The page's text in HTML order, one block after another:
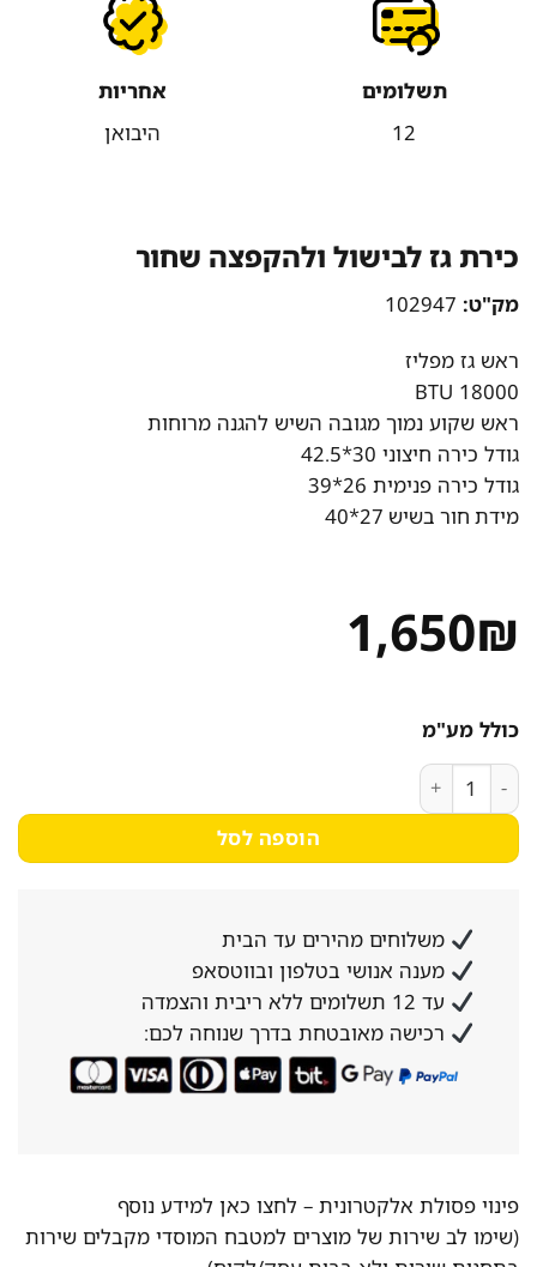
תשלומים
12
אחריות
היבואן
כירת גז לבישול ולהקפצה שחור
מק"ט:102947
ראש גז מפליז
18000 BTU
ראש שקוע נמוך מגובה השיש להגנה מרוחות
גודל כירה חיצוני 30*42.5
גודל כירה פנימית 26*39
מידת חור בשיש 27*40
1,650₪
כולל מע"מ
כמות של כירת גז לבישול ולהקפצה שחור
הוספה לסל
משלוחים מהירים עד הבית
מענה אנושי בטלפון ובווטסאפ
עד 12 תשלומים ללא ריבית והצמדה
רכישה מאובטחת בדרך שנוחה לכם:
פינוי פסולת אלקטרונית – לחצו כאן למידע נוסף
(שימו לב שירות של מוצרים למטבח המוסדי מקבלים שירות